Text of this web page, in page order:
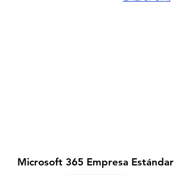
Microsoft 365 Empresa Estándar